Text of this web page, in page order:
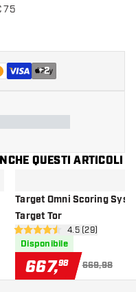
75
+2
QUESTI ARTICOLI
alla lista dei desideri
Target Omni Scoring
Target Tor
apri pannello
4.5 stelle di valutazione
4.5 (29)
Disponibile
667,98 669,98